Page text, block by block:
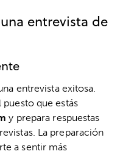
entrevista de
entrevista exitosa.
puesto que estás
y prepara respuestas
La preparación
a sentir más